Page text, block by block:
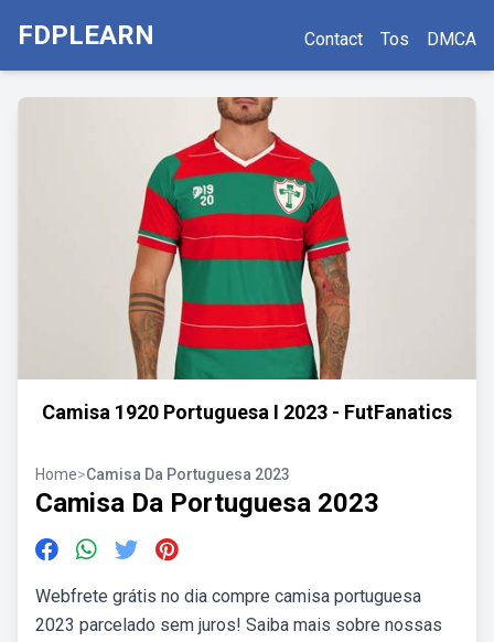
FDPLEARN Contact Tos DMCA
Camisa 1920 Portuguesa I 2023 - FutFanatics
Home>Camisa Da Portuguesa 2023
Camisa Da Portuguesa 2023
Webfrete grátis no dia compre camisa portuguesa
2023 parcelado sem juros! Saiba mais sobre nossas